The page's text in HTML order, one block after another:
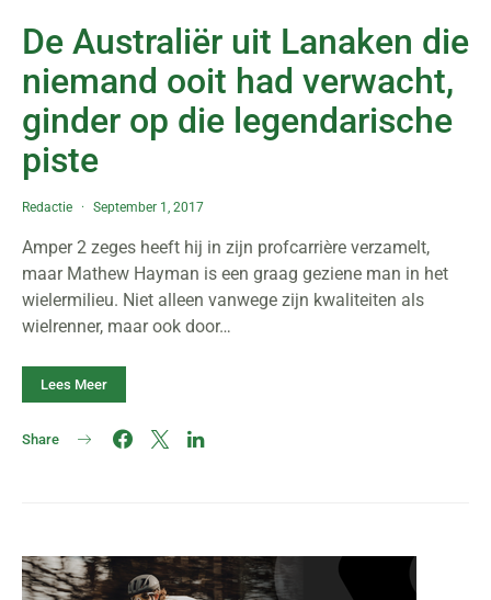
De Australiër uit Lanaken die
niemand ooit had verwacht,
ginder op die legendarische
piste
Redactie September 1, 2017
Amper 2 zeges heeft hij in zijn profcarrière verzamelt,
maar Mathew Hayman is een graag geziene man in het
wielermilieu. Niet alleen vanwege zijn kwaliteiten als
wielrenner, maar ook door…
Lees Meer
Share